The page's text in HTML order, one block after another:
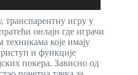
транспарентну игру у
онлајн где играчи
које имају
и функције
покера. Зависно од